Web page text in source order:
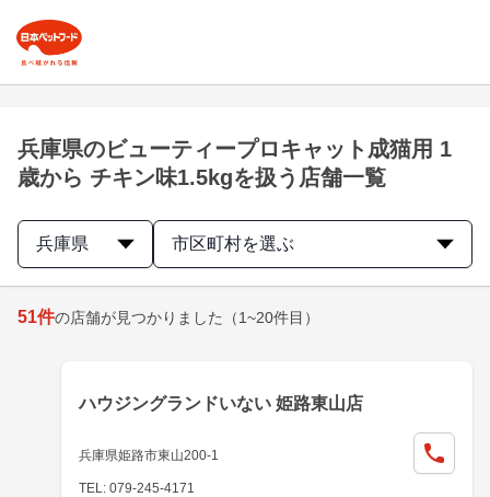
兵庫県のビューティープロキャット成猫用 1
歳から チキン味1.5kgを扱う店舗一覧
兵庫県 市区町村を選ぶ
51件の店舗が見つかりました （1~20件目）
ハウジングランドいない 姫路東山店
兵庫県姫路市東山200-1
TEL: 079-245-4171